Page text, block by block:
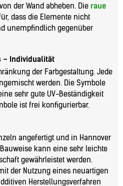
der Wand abheben. Die raue
dass die Elemente nicht
unempfindlich gegenüber
– Individualität
der Farbgestaltung. Jede
werden. Die Symbole
sehr gute UV-Beständigkeit
ist frei konfigurierbar.
angefertigt und in Hannover
kann eine sehr leichte
gewährleistet werden.
der Nutzung eines neuartigen
Herstellungsverfahren